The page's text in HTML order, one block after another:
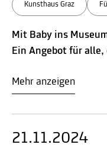
Kunsthaus Graz
Mit Baby ins
Ein Angebot für
Mehr anzeigen
21.11.2024